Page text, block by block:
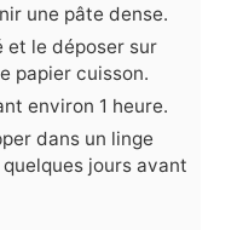
une pâte dense.
et le déposer sur
papier cuisson.
environ 1 heure.
dans un linge
jours avant